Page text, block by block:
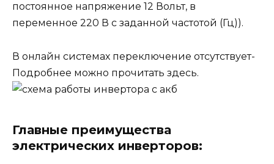
постоянное напряжение 12 Вольт, в
переменное 220 В с заданной частотой (Гц)).
В онлайн системах переключение отсутствует-
Подробнее можно прочитать здесь.
Главные преимущества
электрических инверторов: